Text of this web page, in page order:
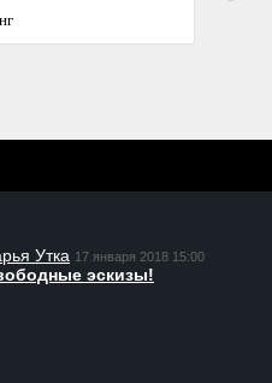
Утка 17 января 2018 15:00
эскизы!